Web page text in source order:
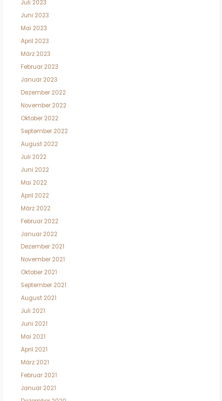
Juli 2023
Juni 2023
Mai 2023
April 2023
März 2023
Februar 2023
Januar 2023
Dezember 2022
November 2022
Oktober 2022
September 2022
August 2022
Juli 2022
Juni 2022
Mai 2022
April 2022
März 2022
Februar 2022
Januar 2022
Dezember 2021
November 2021
Oktober 2021
September 2021
August 2021
Juli 2021
Juni 2021
Mai 2021
April 2021
März 2021
Februar 2021
Januar 2021